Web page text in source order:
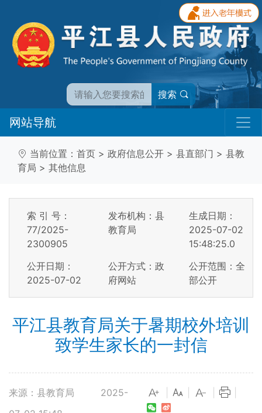
搜索
网站导航
当前位置： 首页 > 政府信息公开 > 县直部门 > 县教
育局 > 其他信息
索 引 号：
77/2025-
2300905
发布机构：县
教育局
生成日期：
2025-07-02
15:48:25.0
公开日期：
2025-07-02
公开方式：政
府网站
公开范围：全
部公开
平江县教育局关于暑期校外培训
致学生家长的一封信
来源：县教育局
2025-